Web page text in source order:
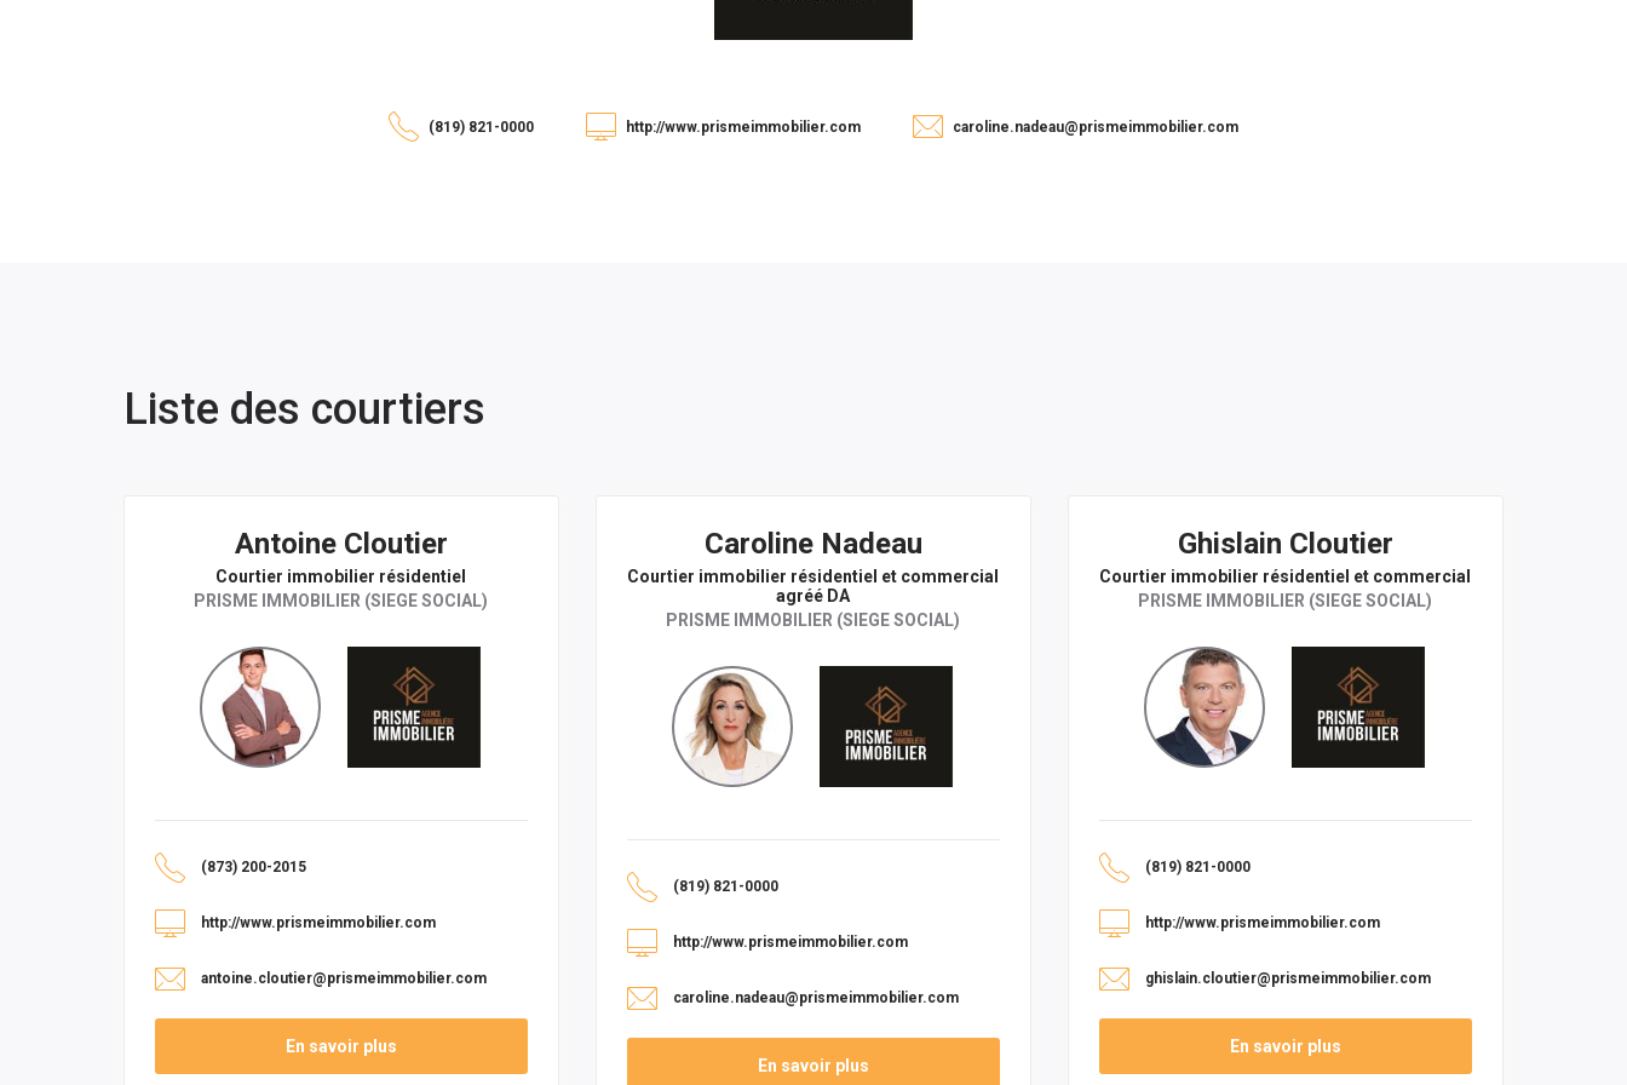
(819) 821-0000 http://www.prismeimmobilier.com caroline.nadeau@prismeimmobilier.com
Liste des courtiers
Antoine Cloutier
Courtier immobilier résidentiel
PRISME IMMOBILIER (SIEGE SOCIAL)
(873) 200-2015
http://www.prismeimmobilier.com
antoine.cloutier@prismeimmobilier.com
En savoir plus
Caroline Nadeau
Courtier immobilier résidentiel et commercial
agréé DA
PRISME IMMOBILIER (SIEGE SOCIAL)
(819) 821-0000
http://www.prismeimmobilier.com
caroline.nadeau@prismeimmobilier.com
En savoir plus
Ghislain Cloutier
Courtier immobilier résidentiel et commercial
PRISME IMMOBILIER (SIEGE SOCIAL)
(819) 821-0000
http://www.prismeimmobilier.com
ghislain.cloutier@prismeimmobilier.com
En savoir plus